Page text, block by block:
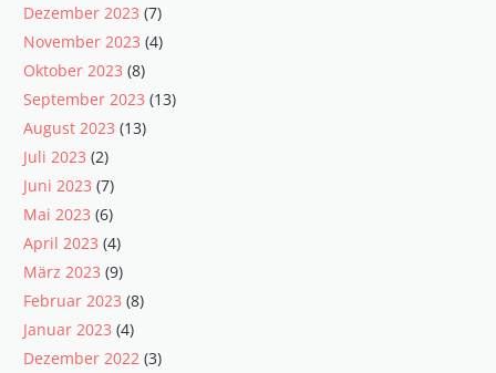
Dezember 2023 (7)
November 2023 (4)
Oktober 2023 (8)
September 2023 (13)
August 2023 (13)
Juli 2023 (2)
Juni 2023 (7)
Mai 2023 (6)
April 2023 (4)
März 2023 (9)
Februar 2023 (8)
Januar 2023 (4)
Dezember 2022 (3)